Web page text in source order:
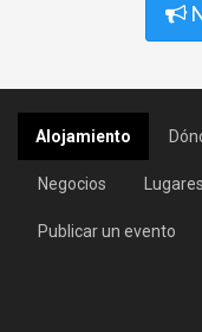
Alojamiento
Negocios Lugares
Publicar un evento